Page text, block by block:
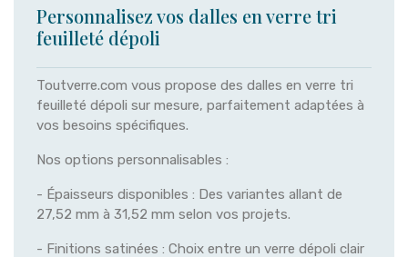
Personnalisez vos dalles en verre tri
feuilleté dépoli
Toutverre.com vous propose des dalles en verre tri
feuilleté dépoli sur mesure, parfaitement adaptées à
vos besoins spécifiques.
Nos options personnalisables :
- Épaisseurs disponibles : Des variantes allant de
27,52 mm à 31,52 mm selon vos projets.
- Finitions satinées : Choix entre un verre dépoli clair